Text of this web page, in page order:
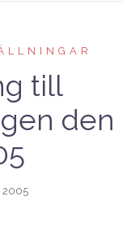
till
den
2005